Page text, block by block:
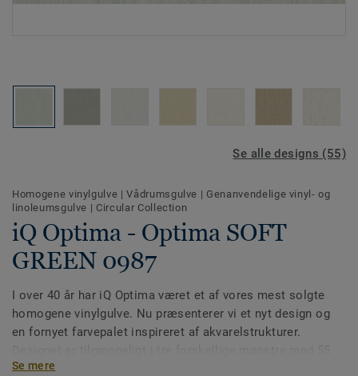
Se alle designs (55)
Homogene vinylgulve |Vådrumsgulve | Genanvendelige vinyl- og
linoleumsgulve | Circular Collection
iQ Optima - Optima SOFT
GREEN 0987
I over 40 år har iQ Optima været et af vores mest solgte
homogene vinylgulve. Nu præsenterer vi et nyt design og
en fornyet farvepalet inspireret af akvarelstrukturer.
farver. iQ Optima er kendt for sin PUR-overflade, som
Se mere